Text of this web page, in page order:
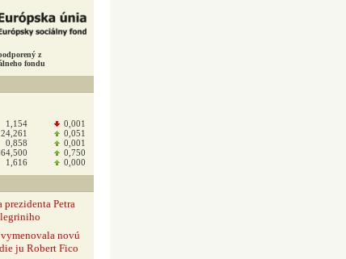
z
fondu
1,154
0,001
24,261
0,051
0,858
0,001
0,750
1,616 0,000
prezidenta Petra
novú
ju Robert Fico